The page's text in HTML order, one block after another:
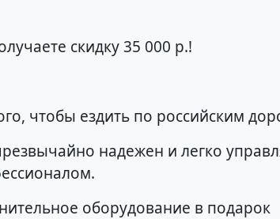
скидку 35 000 р.!
чтобы ездить по российским
надежен и легко
оборудование в подарок